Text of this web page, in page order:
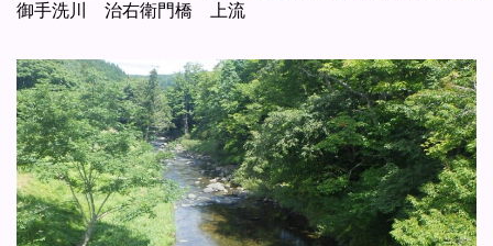
御手洗川 治右衛門橋 上流